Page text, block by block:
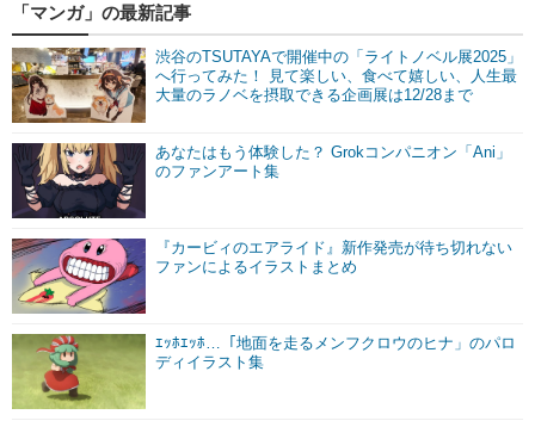
「マンガ」の最新記事
渋谷のTSUTAYAで開催中の「ライトノベル展2025」
へ行ってみた！ 見て楽しい、食べて嬉しい、人生最
大量のラノベを摂取できる企画展は12/28まで
あなたはもう体験した？ Grokコンパニオン「Ani」
のファンアート集
『カービィのエアライド』新作発売が待ち切れない
ファンによるイラストまとめ
ｴｯﾎｴｯﾎ…「地面を走るメンフクロウのヒナ」のパロ
ディイラスト集